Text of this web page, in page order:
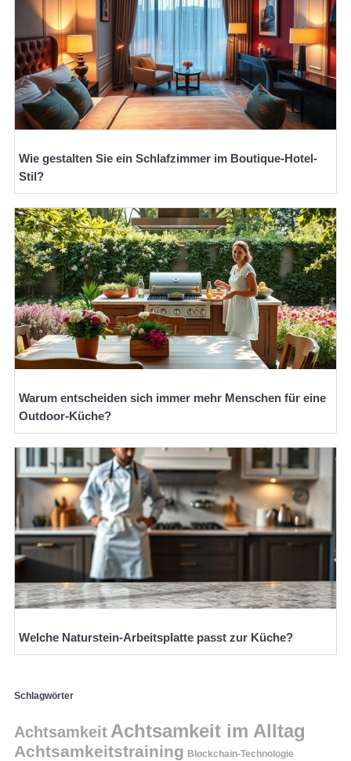
Wie gestalten Sie ein Schlafzimmer im Boutique-Hotel-
Stil?
Warum entscheiden sich immer mehr Menschen für eine
Outdoor-Küche?
Welche Naturstein-Arbeitsplatte passt zur Küche?
Schlagwörter
Achtsamkeit Achtsamkeit im Alltag
Achtsamkeitstraining Blockchain-Technologie